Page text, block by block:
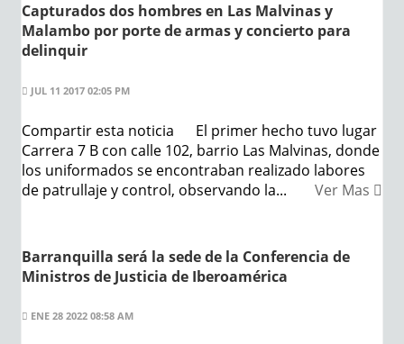
Capturados dos hombres en Las Malvinas y
Malambo por porte de armas y concierto para
delinquir
JUL 11 2017 02:05 PM
Compartir esta noticia El primer hecho tuvo lugar
Carrera 7 B con calle 102, barrio Las Malvinas, donde
los uniformados se encontraban realizado labores
de patrullaje y control, observando la...
Ver Mas
Barranquilla será la sede de la Conferencia de
Ministros de Justicia de Iberoamérica
ENE 28 2022 08:58 AM